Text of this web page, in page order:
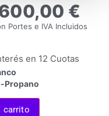
€
Portes e IVA Incluidos
en 12 Cuotas
Propano
carrito